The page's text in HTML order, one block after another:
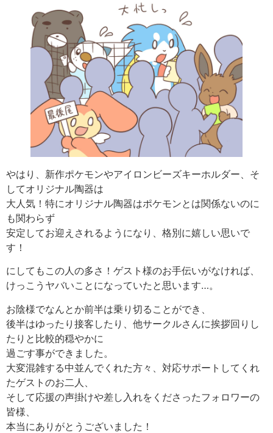
やはり、新作ポケモンやアイロンビーズキーホルダー、そ
してオリジナル陶器は
大人気！特にオリジナル陶器はポケモンとは関係ないのに
も関わらず
安定してお迎えされるようになり、格別に嬉しい思いで
す！
にしてもこの人の多さ！ゲスト様のお手伝いがなければ、
けっこうヤバいことになっていたと思います…。
お陰様でなんとか前半は乗り切ることができ、
後半はゆったり接客したり、他サークルさんに挨拶回りし
たりと比較的穏やかに
過ごす事ができました。
大変混雑する中並んでくれた方々、対応サポートしてくれ
たゲストのお二人、
そして応援の声掛けや差し入れをくださったフォロワーの
皆様、
本当にありがとうございました！